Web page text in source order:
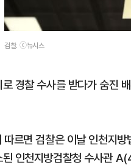
검찰. ⓒ뉴시스
경찰 수사를 받다가 숨진
르면 검찰은 이날 인천지
인천지방검찰청 수사관